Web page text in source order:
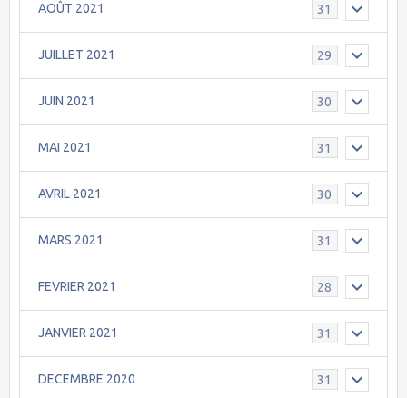
AOÛT 2021 31
JUILLET 2021 29
JUIN 2021 30
MAI 2021 31
AVRIL 2021 30
MARS 2021 31
FEVRIER 2021 28
JANVIER 2021 31
DECEMBRE 2020 31